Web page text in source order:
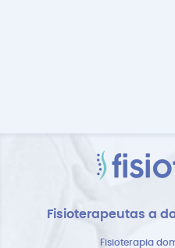
Fisioterapeutas a
Fisioterapia